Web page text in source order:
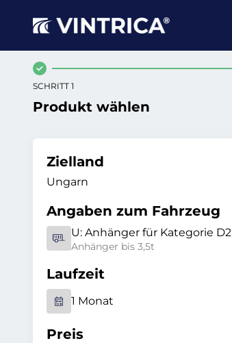
SCHRITT 1
Produkt wählen
Zielland
Ungarn
Angaben zum Fahrzeug
U: Anhänger für Kategorie D2
Anhänger bis 3,5t
Laufzeit
1 Monat
Preis